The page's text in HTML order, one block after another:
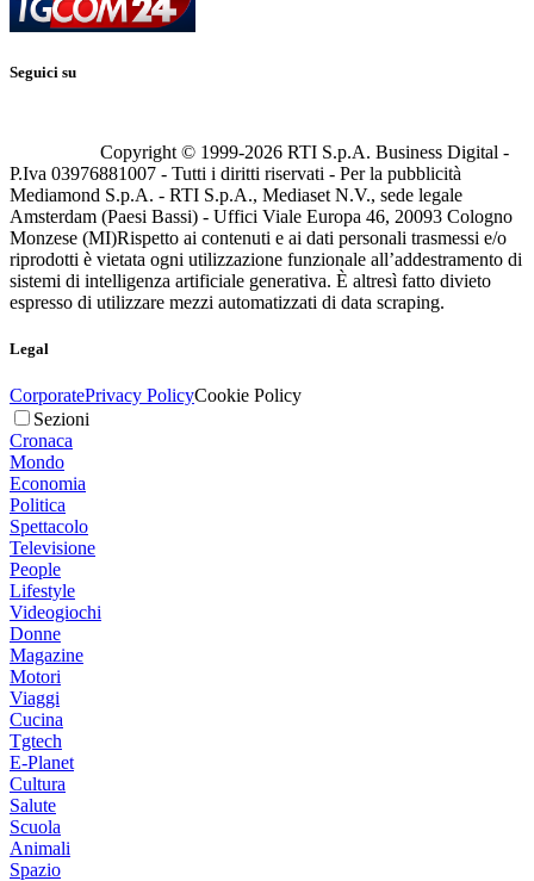
Seguici su
Copyright © 1999-2026 RTI S.p.A. Business Digital -
P.Iva 03976881007 - Tutti i diritti riservati - Per la pubblicità
Mediamond S.p.A. - RTI S.p.A., Mediaset N.V., sede legale
Amsterdam (Paesi Bassi) - Uffici Viale Europa 46, 20093 Cologno
Monzese (MI)Rispetto ai contenuti e ai dati personali trasmessi e/o
riprodotti è vietata ogni utilizzazione funzionale all’addestramento di
sistemi di intelligenza artificiale generativa. È altresì fatto divieto
espresso di utilizzare mezzi automatizzati di data scraping.
Legal
CorporatePrivacy PolicyCookie Policy
Sezioni
Cronaca
Mondo
Economia
Politica
Spettacolo
Televisione
People
Lifestyle
Videogiochi
Donne
Magazine
Motori
Viaggi
Cucina
Tgtech
E-Planet
Cultura
Salute
Scuola
Animali
Spazio